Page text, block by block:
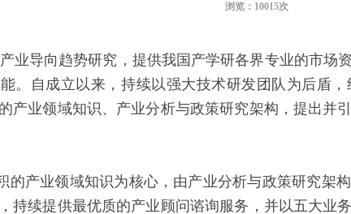
浏览：10015次
业导向趋势研究，提供我国产学研各界专业的市场
。自成立以来，持续以强大技术研发团队为后盾
产业领域知识、产业分析与政策研究架构，提出并
的产业领域知识为核心，由产业分析与政策研究架
持续提供最优质的产业顾问谘询服务，并以五大业